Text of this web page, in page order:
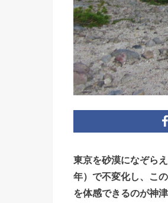
東京を砂漠になぞら
年）で不変化し、こ
を体感できるのが神